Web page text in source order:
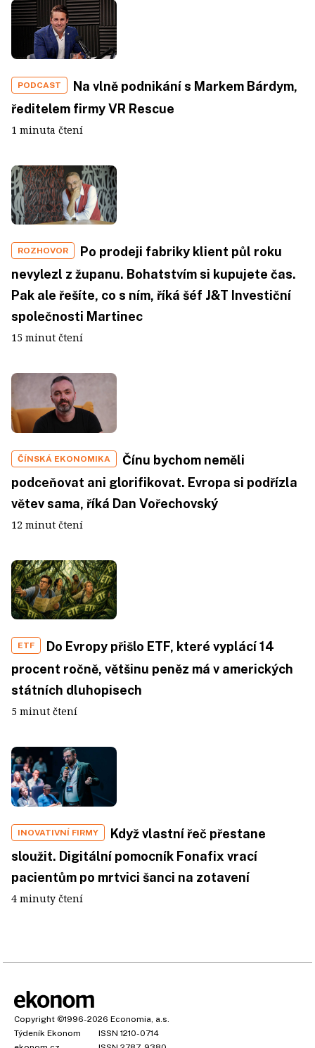
PODCAST
Na vlně podnikání s Markem Bárdym,
ředitelem firmy VR Rescue
1 minuta čtení
ROZHOVOR
Po prodeji fabriky klient půl roku
nevylezl z županu. Bohatstvím si kupujete čas.
Pak ale řešíte, co s ním, říká šéf J&T Investiční
společnosti Martinec
15 minut čtení
ČÍNSKÁ EKONOMIKA
Čínu bychom neměli
podceňovat ani glorifikovat. Evropa si podřízla
větev sama, říká Dan Vořechovský
12 minut čtení
ETF
Do Evropy přišlo ETF, které vyplácí 14
procent ročně, většinu peněz má v amerických
státních dluhopisech
5 minut čtení
INOVATIVNÍ FIRMY
Když vlastní řeč přestane
sloužit. Digitální pomocník Fonafix vrací
pacientům po mrtvici šanci na zotavení
4 minuty čtení
Copyright ©1996-2026 Economia, a.s.
Týdeník Ekonom
ISSN 1210-0714